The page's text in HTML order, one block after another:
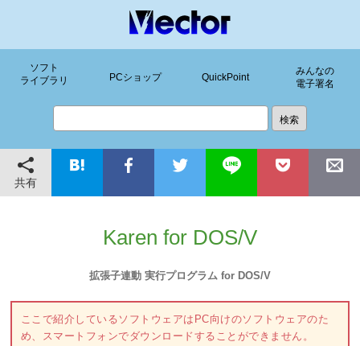
ソフト
ライブラリ
PCショップ QuickPoint
みんなの
電子署名
共有
Karen for DOS/V
拡張子連動 実行プログラム for DOS/V
ここで紹介しているソフトウェアはPC向けのソフトウェアのた
め、スマートフォンでダウンロードすることができません。